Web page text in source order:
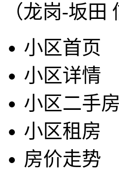
（龙岗-坂
小区首页
小区详情
小区二手房
小区租房
房价走势